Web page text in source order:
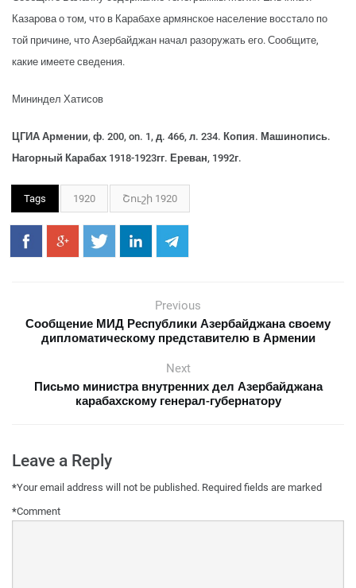
Казарова о том, что в Карабахе армянское население восстало по
той причине, что Азербайджан начал разоружать его. Сообщите,
какие имеете сведения.
Мининдел Хатисов
ЦГИА Армении, ф. 200, on. 1, д. 466, л. 234. Копия. Машинопись.
Нагорный Карабах 1918-1923гг. Ереван, 1992г.
Tags 1920 Շուշի 1920
Previous
Сообщение МИД Республики Азербайджана своему
дипломатическому представителю в Армении
Next
Письмо министра внутренних дел Азербайджана
карабахскому генерал-губернатору
Leave a Reply
Your email address will not be published. Required fields are marked
*
Comment
*